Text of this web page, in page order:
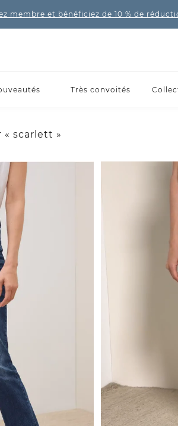
membre et bénéficiez de 10 % de
Très convoités
scarlett »